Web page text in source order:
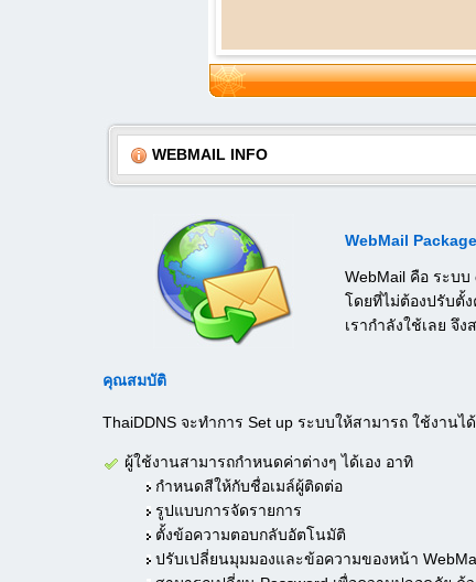
WEBMAIL INFO
WebMail Package
WebMail คือ ระบ
โดยที่ไม่ต้องปรับตั้ง
เรากำลังใช้เลย จึ
คุณสมบัติ
ThaiDDNS จะทำการ Set up ระบบให้สามารถ ใช้งาน
ผู้ใช้งานสามารถกำหนดค่าต่างๆ ได้เอง อาทิ
กำหนดสีให้กับชื่อเมล์ผู้ติดต่อ
รูปแบบการจัดรายการ
ตั้งข้อความตอบกลับอัตโนมัติ
ปรับเปลี่ยนมุมมองและข้อความของหน้า